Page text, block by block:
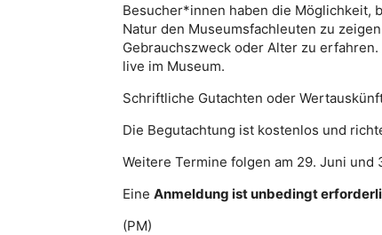
Besucher*innen haben die Möglichkeit,
Natur den Museumsfachleuten zu
Gebrauchszweck oder Alter zu
live im Museum.
Schriftliche Gutachten oder
Die Begutachtung ist kostenlos und
Weitere Termine folgen am 29. Juni und
Eine Anmeldung ist unbedingt
(PM)